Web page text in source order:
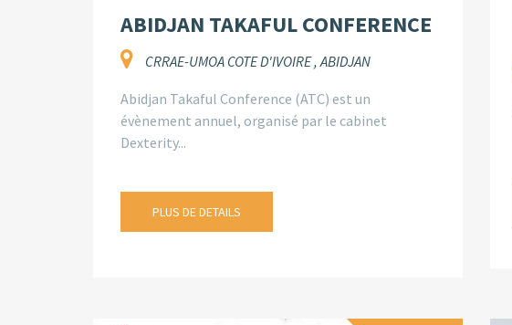
ABIDJAN TAKAFUL CONFERENCE
CRRAE-UMOA COTE D'IVOIRE , ABIDJAN
Abidjan Takaful Conference (ATC) est un
évènement annuel, organisé par le cabinet
Dexterity...
PLUS DE DETAILS